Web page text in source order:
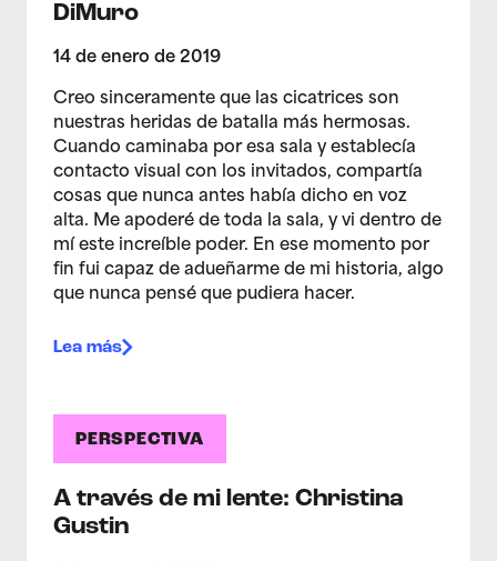
DiMuro
14 de enero de 2019
Creo sinceramente que las cicatrices son
nuestras heridas de batalla más hermosas.
Cuando caminaba por esa sala y establecía
contacto visual con los invitados, compartía
cosas que nunca antes había dicho en voz
alta. Me apoderé de toda la sala, y vi dentro de
mí este increíble poder. En ese momento por
fin fui capaz de adueñarme de mi historia, algo
que nunca pensé que pudiera hacer.
Lea más
PERSPECTIVA
A través de mi lente: Christina
Gustin